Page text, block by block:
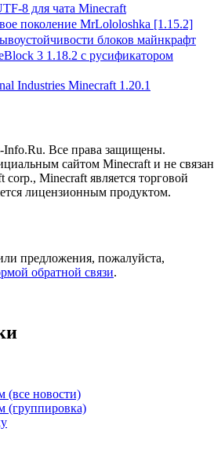
8 для чата Minecraft
поколение MrLololoshka [1.15.2]
блоков майнкрафт
3 1.18.2 с русификатором
Industries Minecraft 1.20.1
Все права защищены.
сайтом Minecraft и не связан
Minecraft является торговой
лицензионным продуктом.
предложения, пожалуйста,
обратной связи.
(все новости)
(группировка)